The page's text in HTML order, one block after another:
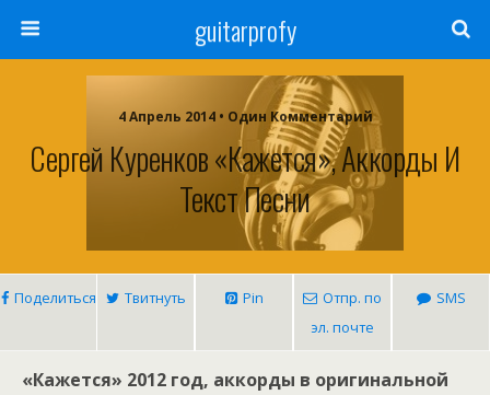
guitarprofy
4 Апрель 2014 • Один Комментарий
Сергей Куренков «Кажется», Аккорды И
Текст Песни
Поделиться Твитнуть Pin
Отпр. по
эл. почте
SMS
«Кажется» 2012 год, аккорды в оригинальной